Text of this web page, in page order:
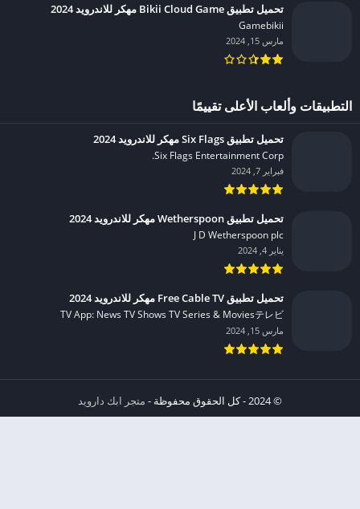
تحميل تطبيق Bikii Cloud Game مهكر للاندرويد 2024
Gamebikii‏
مارس 15, 2024
التطبيقات وألعاب الأعلى تقييمًا
تحميل تطبيق Six Flags مهكر للاندرويد 2024
Six Flags Entertainment Corp.‏
فبراير 7, 2024
تحميل تطبيق Wetherspoon مهكر للاندرويد 2024
J D Wetherspoon plc‏
يناير 4, 2024
تحميل تطبيق Free Cable TV مهكر للاندرويد 2024
TV App: News TV Shows TV Series & Moviesテレビ‏
مارس 15, 2024
© 2024 - كل الحقوق محفوظة -
متجر ابك دارويد